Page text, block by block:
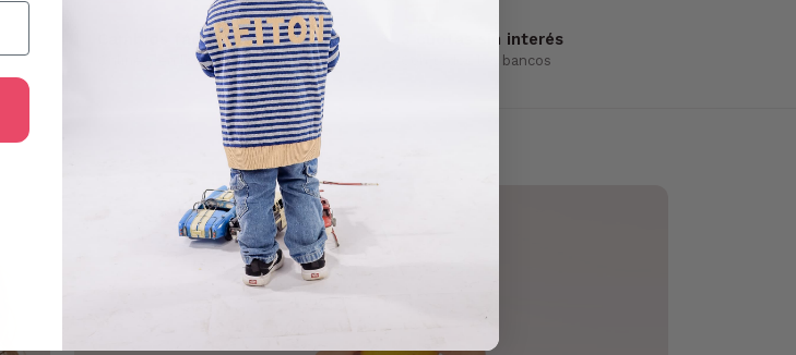
Cambios fáciles
Online y en locales
3 cuotas sin interés
Con todos los bancos